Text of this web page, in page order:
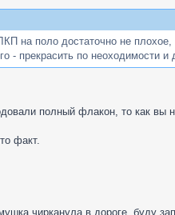
на поло достаточно не плохое,
- прекрасить по неоходимости и
полный флакон, то как вы
факт.
чирканула в дороге, буду